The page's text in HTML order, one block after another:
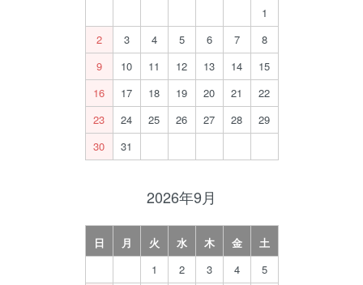
1
2
3 4 5 6 7
8
9
10 11 12 13 14
15
16
17 18 19 20 21
22
23
24 25 26 27 28
29
30
31
2026年9月
日 月 火 水 木 金
土
1
2 3 4
5